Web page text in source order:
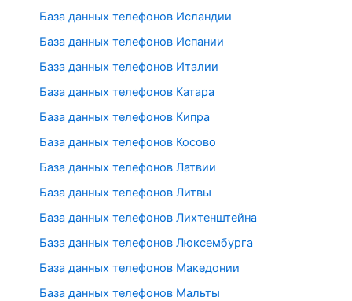
База данных телефонов Исландии
База данных телефонов Испании
База данных телефонов Италии
База данных телефонов Катара
База данных телефонов Кипра
База данных телефонов Косово
База данных телефонов Латвии
База данных телефонов Литвы
База данных телефонов Лихтенштейна
База данных телефонов Люксембурга
База данных телефонов Македонии
База данных телефонов Мальты